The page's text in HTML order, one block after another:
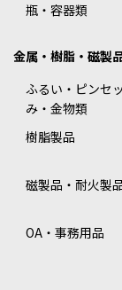
瓶・容器類
金属・樹脂・磁製
ふるい・ピンセ
み・金物類
樹脂製品
磁製品・耐火製
OA・事務用品